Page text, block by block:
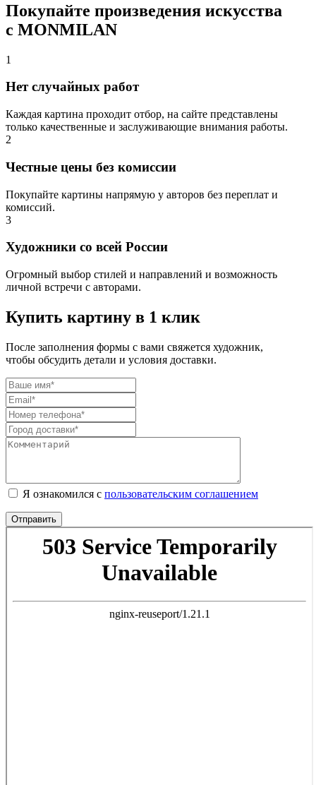
Покупайте произведения искусства
с MONMILAN
1
Нет случайных работ
Каждая картина проходит отбор, на сайте представлены
только качественные и заслуживающие внимания работы.
2
Честные цены без комиссии
Покупайте картины напрямую у авторов без переплат и
комиссий.
3
Художники со всей России
Огромный выбор стилей и направлений и возможность
личной встречи с авторами.
Купить картину в 1 клик
После заполнения формы с вами свяжется художник,
чтобы обсудить детали и условия доставки.
Я ознакомился с пользовательским соглашением